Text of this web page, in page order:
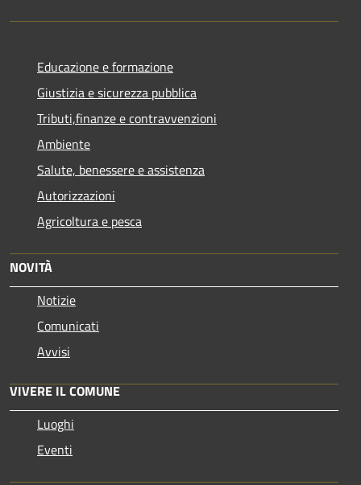
Educazione e formazione
Giustizia e sicurezza pubblica
Tributi,finanze e contravvenzioni
Ambiente
Salute, benessere e assistenza
Autorizzazioni
Agricoltura e pesca
NOVITÀ
Notizie
Comunicati
Avvisi
VIVERE IL COMUNE
Luoghi
Eventi